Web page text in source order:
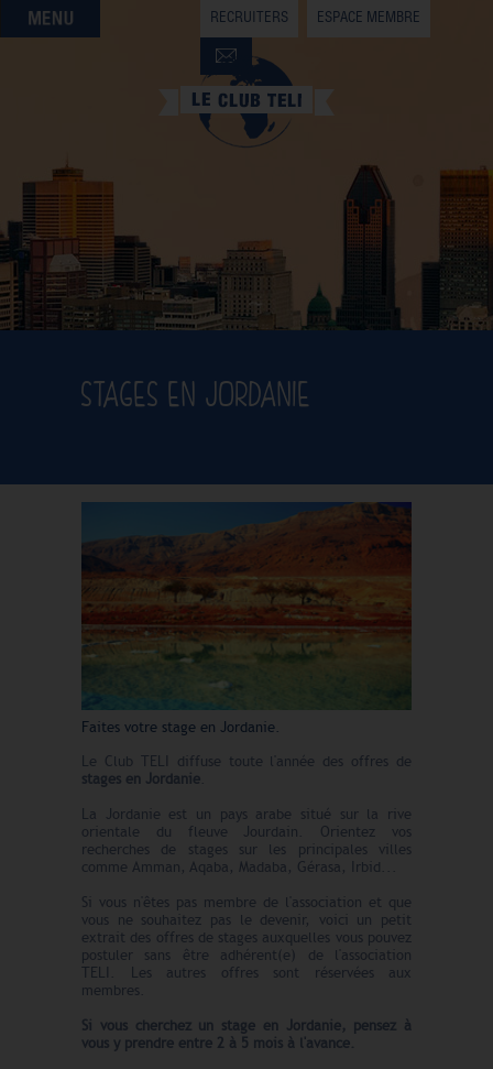
QUI SOMMES-NOUS
QUE CHERCHEZ-VOUS ?
NOS OFFRES PARTENAIRES
DEVENIR MEMBRE
RECRUITERS ESPACE MEMBRE
STAGES EN JORDANIE
Faites votre stage en Jordanie.
Le Club TELI diffuse toute l'année des offres de
stages en Jordanie.
La Jordanie est un pays arabe situé sur la rive
orientale du fleuve Jourdain. Orientez vos
recherches de stages sur les principales villes
comme Amman, Aqaba, Madaba, Gérasa, Irbid...
Si vous n'êtes pas membre de l'association et que
vous ne souhaitez pas le devenir, voici un petit
extrait des offres de stages auxquelles vous pouvez
postuler sans être adhérent(e) de l'association
TELI. Les autres offres sont réservées aux
membres.
Si vous cherchez un stage en Jordanie, pensez à
vous y prendre entre 2 à 5 mois à l'avance.